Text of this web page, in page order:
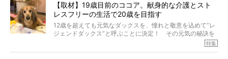
代の犬の食事は“ある重要な栄養”が不足しがちになっている
というのです。
それを効率よくおぎなってくれるのが、コラーゲン！ そ
こでわたしたちは、純度100%の犬用コラーゲンサプリ
『Ta-Ta(タータ)』を作りました！
愛犬家の83％が「健康維持を実感した」と評判のTa-Ta(タ
【取材】19歳目前のココア。献身的な介護とスト
レスフリーの生活で20歳を目指す
12歳を超えても元気なダックスを、憧れと敬意を込めて“レ
ジェンドダックス”と呼ぶことに決定！ その元気の秘訣を
オーナーさんに伺うのが、特集『レジェンドダックスの肖特集